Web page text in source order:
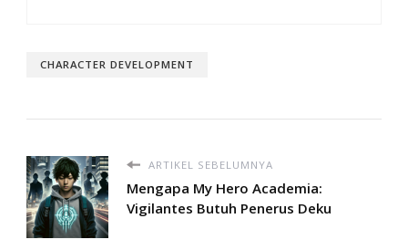
CHARACTER DEVELOPMENT
ARTIKEL SEBELUMNYA
Mengapa My Hero Academia:
Vigilantes Butuh Penerus Deku